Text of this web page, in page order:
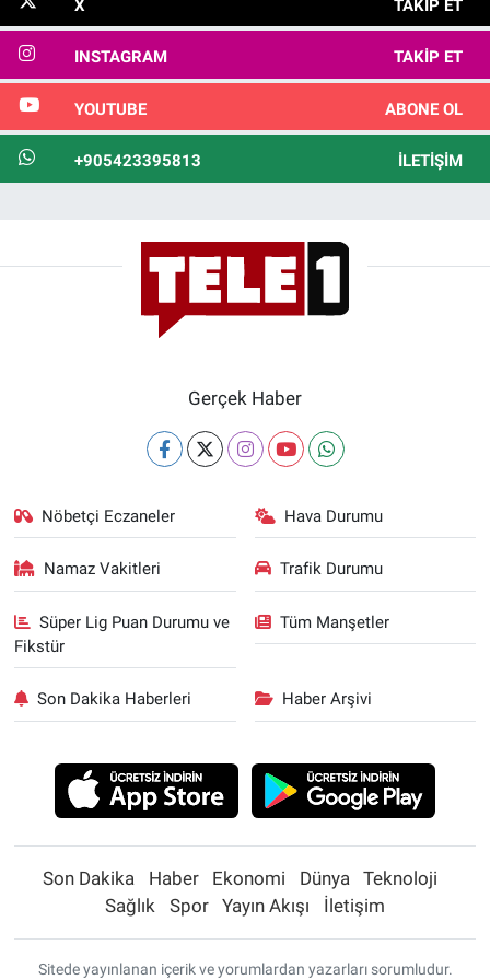
X TAKIP ET
INSTAGRAM TAKIP ET
YOUTUBE ABONE OL
+905423395813 İLETIŞIM
Gerçek Haber
Nöbetçi Eczaneler Hava Durumu
Namaz Vakitleri Trafik Durumu
Süper Lig Puan Durumu ve
Fikstür
Tüm Manşetler
Son Dakika Haberleri Haber Arşivi
Son Dakika Haber Ekonomi Dünya
Teknoloji
Sağlık
Spor Yayın Akışı İletişim
Sitede yayınlanan içerik ve yorumlardan yazarları sorumludur.